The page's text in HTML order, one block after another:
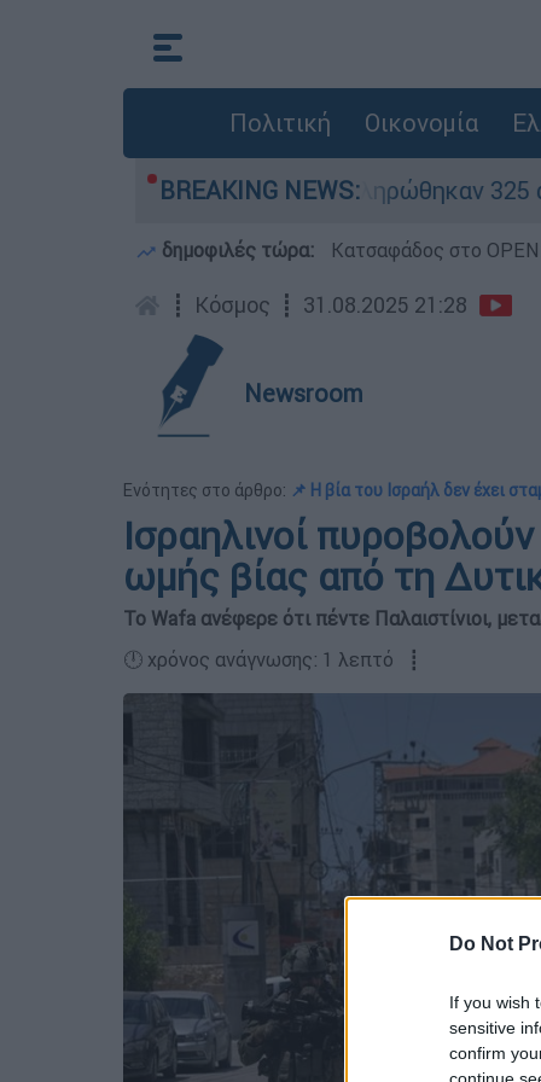
Do Not
If you wish
sensitive
confirm
Πολιτική Οικονομία
BREAKING NEWS:
«κόκκινα» - Ολοκληρώθηκαν 325 αυτοψίες
δημοφιλές τώρα: Κατσαφάδος στο
┋ Κόσμος ┋ 31.08.2025 21:28
Newsroom
Ενότητες στο άρθρο: 📌 Η βία του Ισραήλ δεν έχει
Ισραηλινοί
ωμής βίας από τη
Το Wafa ανέφερε ότι πέντε Παλαιστίνιοι,
🕛 χρόνος ανάγνωσης: 1 λεπτό ┋